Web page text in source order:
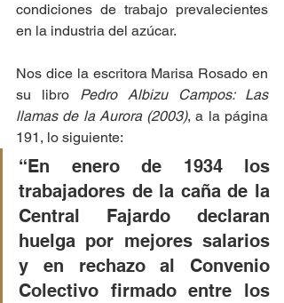
condiciones de trabajo prevalecientes
en la industria del azúcar.
Nos dice la escritora Marisa Rosado en
su libro Pedro Albizu Campos: Las
llamas de la Aurora (2003), a la página
191, lo siguiente:
“En enero de 1934 los
trabajadores de la caña de la
Central Fajardo declaran
huelga por mejores salarios
y en rechazo al Convenio
Colectivo firmado entre los